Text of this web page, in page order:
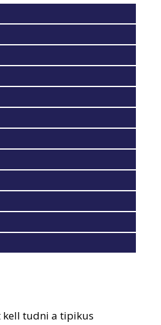
kell tudni a tipikus